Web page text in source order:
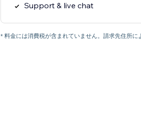
Support & live chat
* 料金には消費税が含まれていません。請求先住所に